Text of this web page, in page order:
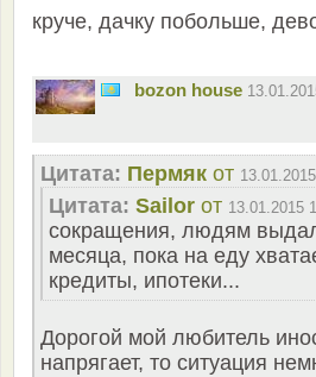
круче, дачку побольше,
bozon house
Цитата: Пермяк от
Цитата: Sailor от 13.01.2015
сокращения, людям
месяца, пока на еду
кредиты, ипотеки...
Дорогой мой любитель
напрягает, то ситуация